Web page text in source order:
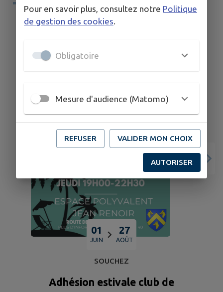
TERRITOIRE
01
JUIN
27
AOÛT
SOUCHEZ
Adhésion estivale club de
Pour en savoir plus, consultez notre Politique
de gestion des cookies.
Obligatoire
Mesure d'audience (Matomo)
REFUSER VALIDER MON CHOIX
AUTORISER